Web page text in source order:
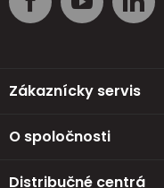
Zákaznícky servis
O spoločnosti
Distribučné centrá